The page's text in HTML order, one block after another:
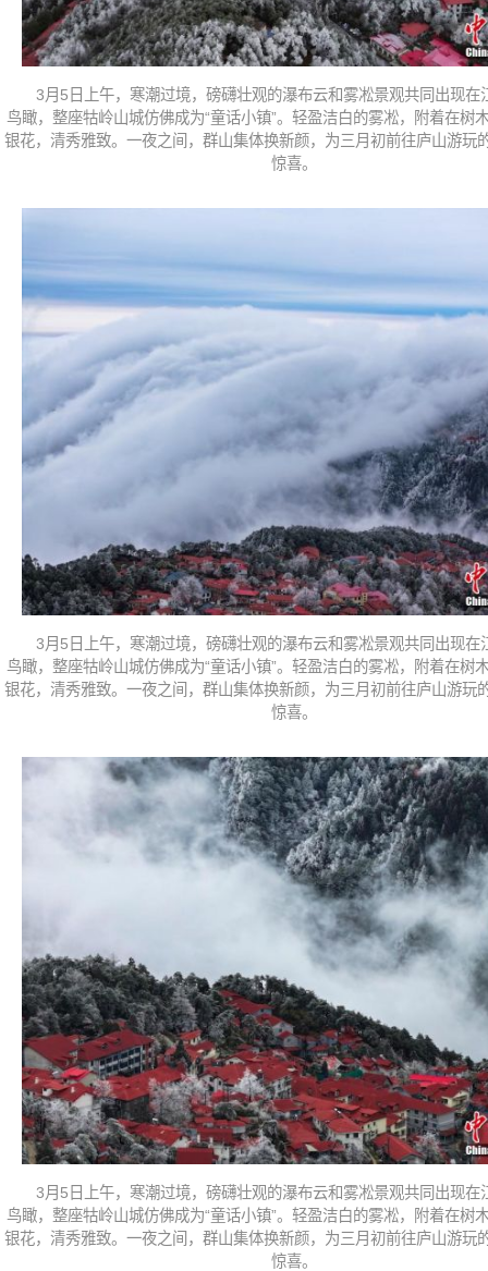
3月5日上午，寒潮过境，磅礴壮观的瀑布云和雾凇景观共同出现在
鸟瞰，整座牯岭山城仿佛成为“童话小镇”。轻盈洁白的雾凇，附着在树
银花，清秀雅致。一夜之间，群山集体换新颜，为三月初前往庐山游玩
惊喜。
3月5日上午，寒潮过境，磅礴壮观的瀑布云和雾凇景观共同出现在
鸟瞰，整座牯岭山城仿佛成为“童话小镇”。轻盈洁白的雾凇，附着在树
银花，清秀雅致。一夜之间，群山集体换新颜，为三月初前往庐山游玩
惊喜。
3月5日上午，寒潮过境，磅礴壮观的瀑布云和雾凇景观共同出现在
鸟瞰，整座牯岭山城仿佛成为“童话小镇”。轻盈洁白的雾凇，附着在树
银花，清秀雅致。一夜之间，群山集体换新颜，为三月初前往庐山游玩
惊喜。